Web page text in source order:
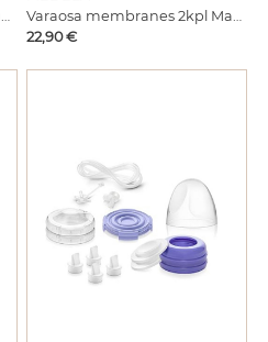
Rintasuppilo Magic In Bra pumppuun 2kpl 21mm
Varaosa membranes 2kpl Magic InBra pumppuun
Hinta
22,90 €